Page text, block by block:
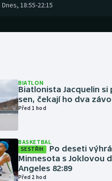
Dnes, 18:55-22:15
BIATLON
Biatlonista Jacquelin
sen, čekají ho dva
Před 1 hod
BASKETBAL
SESTŘIH
Po deseti
Minnesota s Joklovou
Angeles 82:89
Před 2 hod